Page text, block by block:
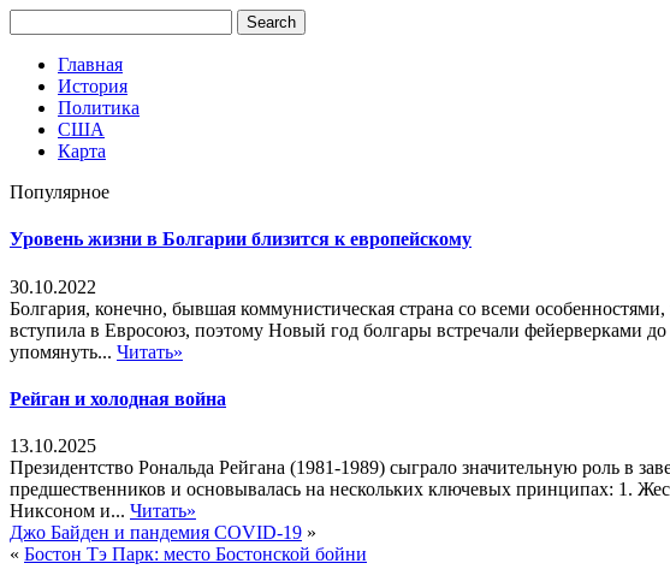
Главная
История
Политика
США
Карта
Популярное
Уровень жизни в Болгарии близится к европейскому
30.10.2022
Болгария, конечно, бывшая коммунистическая страна со всеми
вступила в Евросоюз, поэтому Новый год болгары встречали фейерверками
упомянуть... Читать»
Рейган и холодная война
13.10.2025
Президентство Рональда Рейгана (1981-1989) сыграло значительную роль в
предшественников и основывалась на нескольких ключевых принципах: 1.
Никсоном и... Читать»
Джо Байден и пандемия COVID-19 »
« Бостон Тэ Парк: место Бостонской бойни